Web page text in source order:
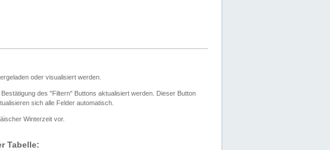
oder visualisiert werden.
des "Filtern" Buttons aktualisiert werden. Dieser Button
sich alle Felder automatisch.
Winterzeit vor.
Tabelle: